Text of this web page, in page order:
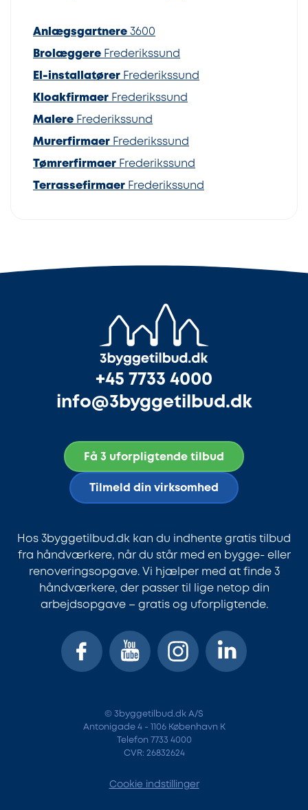
Anlægsgartnere 3600
Brolæggere Frederikssund
El-installatører Frederikssund
Kloakfirmaer Frederikssund
Malere Frederikssund
Murerfirmaer Frederikssund
Tømrerfirmaer Frederikssund
Terrassefirmaer Frederikssund
+45 7733 4000
info@3byggetilbud.dk
Få 3 uforpligtende tilbud
Tilmeld din virksomhed
Hos 3byggetilbud.dk kan du indhente gratis tilbud
fra håndværkere, når du står med en bygge- eller
renoveringsopgave. Vi hjælper med at finde 3
håndværkere, der passer til lige netop din
arbejdsopgave – gratis og uforpligtende.
© 3byggetilbud.dk A/S
Antonigade 4 - 1106 København K
Telefon 7733 4000
CVR: 26832624
Cookie indstillinger